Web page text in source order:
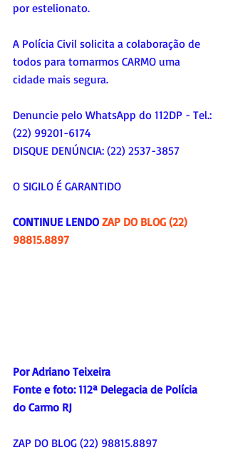
por estelionato.
A Polícia Civil solicita a colaboração de
todos para tornarmos CARMO uma
cidade mais segura.
Denuncie pelo WhatsApp do 112DP - Tel.:
(22) 99201-6174
DISQUE DENÚNCIA: (22) 2537-3857
O SIGILO É GARANTIDO
CONTINUE LENDO ZAP DO BLOG (22)
98815.8897
Por Adriano Teixeira
Fonte e foto: 112ª Delegacia de Polícia
do Carmo RJ
ZAP DO BLOG (22) 98815.8897